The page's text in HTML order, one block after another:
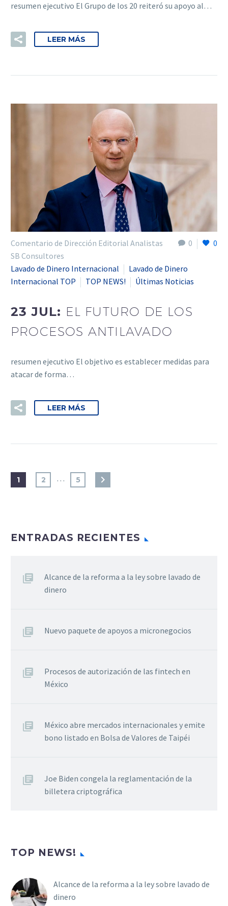
resumen ejecutivo El Grupo de los 20 reiteró su apoyo al…
LEER MÁS
0 0
Comentario de Dirección Editorial Analistas
SB Consultores
Lavado de Dinero Internacional
Lavado de Dinero
Internacional TOP
TOP NEWS! Últimas Noticias
23 JUL: EL FUTURO DE LOS
PROCESOS ANTILAVADO
resumen ejecutivo El objetivo es establecer medidas para
atacar de forma…
LEER MÁS
1 2 … 5
ENTRADAS RECIENTES
Alcance de la reforma a la ley sobre lavado de
dinero
Nuevo paquete de apoyos a micronegocios
Procesos de autorización de las fintech en
México
México abre mercados internacionales y emite
bono listado en Bolsa de Valores de Taipéi
Joe Biden congela la reglamentación de la
billetera criptográfica
TOP NEWS!
Alcance de la reforma a la ley sobre lavado de
dinero